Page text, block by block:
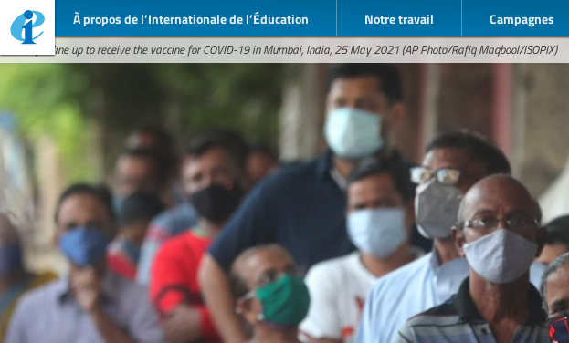
À propos de l’Internationale de l’Éducation Notre travail Campagnes
People line up to receive the vaccine for COVID-19 in Mumbai, India, 25 May 2021 (AP Photo/Rafiq Maqbool/ISOPIX)